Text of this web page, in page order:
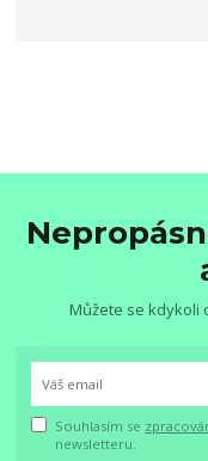
Můžete se kdykoli
Souhlasím se
newsletteru.